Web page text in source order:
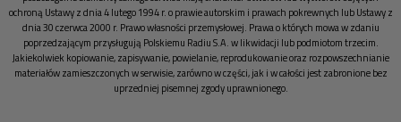
ochroną Ustawy z dnia 4 lutego 1994 r. o prawie autorskim i prawach pokrewnych lub Ustawy z
dnia 30 czerwca 2000 r. Prawo własności przemysłowej. Prawa o których mowa w zdaniu
poprzedzającym przysługują Polskiemu Radiu S.A. w likwidacji lub podmiotom trzecim.
Jakiekolwiek kopiowanie, zapisywanie, powielanie, reprodukowanie oraz rozpowszechnianie
materiałów zamieszczonych w serwisie, zarówno w części, jak i w całości jest zabronione bez
uprzedniej pisemnej zgody uprawnionego.